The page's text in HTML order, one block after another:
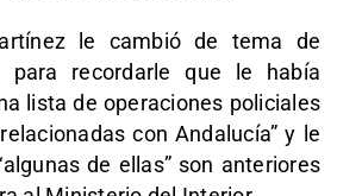
le cambió de tema de
para recordarle que le había
lista de operaciones policiales
con Andalucía” y le
de ellas” son anteriores